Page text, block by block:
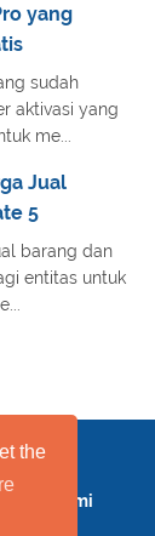
the
yang
sudah
aktivasi yang
me...
Jual
5
barang dan
entitas untuk
Kami